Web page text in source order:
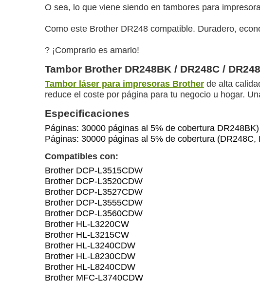
O sea, lo que viene siendo en tambores para
Como este Brother DR248 compatible. Duradero,
? ¡Comprarlo es amarlo!
Tambor Brother DR248BK / DR248C /
Tambor láser para impresoras Brother de alta
reduce el coste por página para tu negocio u hogar.
Especificaciones
Páginas: 30000 páginas al 5% de cobertura DR248BK)
Páginas: 30000 páginas al 5% de cobertura (DR248C,
Compatibles con:
Brother DCP-L3515CDW
Brother DCP-L3520CDW
Brother DCP-L3527CDW
Brother DCP-L3555CDW
Brother DCP-L3560CDW
Brother HL-L3220CW
Brother HL-L3215CW
Brother HL-L3240CDW
Brother HL-L8230CDW
Brother HL-L8240CDW
Brother MFC-L3740CDW